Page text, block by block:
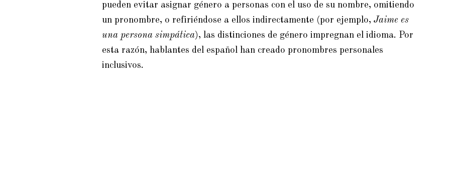
pueden evitar asignar género apersonas con el uso de su nombre, omitiendo
un pronombre, o refiriéndose a ellos indirectamente (por ejemplo,Jaime es
una persona simpática), las distinciones de género impregnan el idioma. Por
esta razón, hablantes del español han creado pronombres personales
inclusivos.